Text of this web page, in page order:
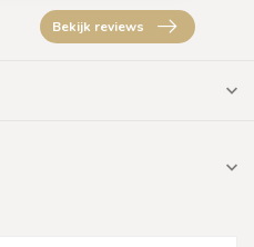
Bekijk reviews